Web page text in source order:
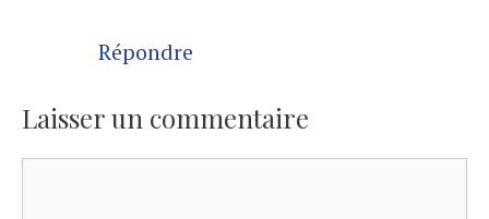
Répondre
Laisser un commentaire